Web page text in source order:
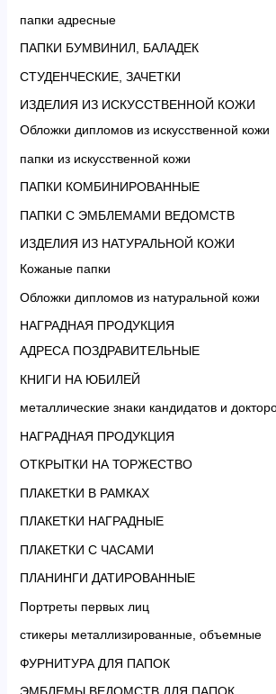
папки адресные
ПАПКИ БУМВИНИЛ, БАЛАДЕК
СТУДЕНЧЕСКИЕ, ЗАЧЕТКИ
ИЗДЕЛИЯ ИЗ ИСКУССТВЕННОЙ КОЖИ
Обложки дипломов из искусственной кожи
папки из искусственной кожи
ПАПКИ КОМБИНИРОВАННЫЕ
ПАПКИ С ЭМБЛЕМАМИ ВЕДОМСТВ
ИЗДЕЛИЯ ИЗ НАТУРАЛЬНОЙ КОЖИ
Кожаные папки
Обложки дипломов из натуральной кожи
НАГРАДНАЯ ПРОДУКЦИЯ
АДРЕСА ПОЗДРАВИТЕЛЬНЫЕ
КНИГИ НА ЮБИЛЕЙ
металлические знаки кандидатов и
НАГРАДНАЯ ПРОДУКЦИЯ
ОТКРЫТКИ НА ТОРЖЕСТВО
ПЛАКЕТКИ В РАМКАХ
ПЛАКЕТКИ НАГРАДНЫЕ
ПЛАКЕТКИ С ЧАСАМИ
ПЛАНИНГИ ДАТИРОВАННЫЕ
Портреты первых лиц
стикеры металлизированные, объемные
ФУРНИТУРА ДЛЯ ПАПОК